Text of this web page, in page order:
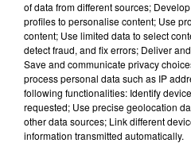
of data from different sources;
profiles to personalise content; Use
content; Use limited data to select
detect fraud, and fix errors; Deliver
Save and communicate privacy
process personal data such as IP
following functionalities: Identify
requested; Use precise geolocation
other data sources; Link different
information transmitted automatically.